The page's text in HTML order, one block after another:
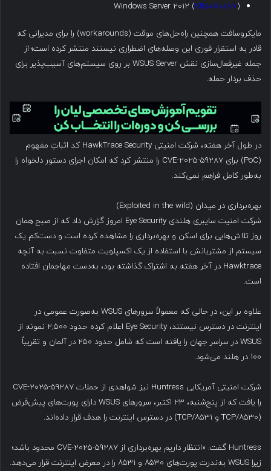
Windows Server 2012 (KB5070887)
مایکروسافت همچنین راه‌حل‌های موقت (workarounds) را برای مدیرانی که
قادر به استقرار فوری این وصله‌های اضطراری نیستند منتشر کرده است؛ از
جمله غیرفعال‌سازی نقش WSUS Server بر روی سیستم‌های آسیب‌پذیر برای
حذف بردار حمله.
در طول آخر هفته، شرکت امنیتی HawkTrace Security کد اثباتِ مفهوم
(PoC) برای CVE-2025-59287 را منتشر کرد که امکان اجرای دستور دلخواه را
به‌طور کامل فراهم نمی‌کند.
بهره‌برداری در میدان (Exploited in the wild)
شرکت امنیت سایبری هلندی Eye Security امروز گزارش داد که از صبح همان
روز تلاش‌هایی برای اسکن و بهره‌برداری را مشاهده کرده است و دست‌کم یک
سیستم از مشتریانش با استفاده از یک اکسپلویت متفاوت نسبت به آنچه
Hawktrace در آخر هفته به اشتراک گذاشته بود، به‌دست‌ مهاجمان افتاده
است.
علاوه بر این، در حالی که معمولاً سرورهای WSUS به‌صورت عمومی در
اینترنت در دسترس نیستند، Eye Security اعلام کرده حدود ۲,۵۰۰ نمونه از
WSUS در سراسر جهان را یافته است که شامل حدود ۲۵۰ در آلمان و تقریباً
۱۰۰ در هلند می‌شود.
شرکت امنیتی آمریکایی Huntress نیز شواهدی از حملات CVE-2025-59287
را یافت که از پنج‌شنبه، ۲۳ اکتبر، سرورهای WSUS دارای پورت‌های پیش‌فرض
(۸۵۳۰/TCP و ۸۵۳۱/TCP) در دسترس اینترنت را هدف قرار داده‌اند.
Huntress گفت: «انتظار داریم بهره‌برداری از CVE-2025-59287 محدود باشد؛
زیرا WSUS به‌ندرت پورت‌های ۸۵۳۰ و ۸۵۳۱ را در معرض اینترنت قرار می‌دهد.